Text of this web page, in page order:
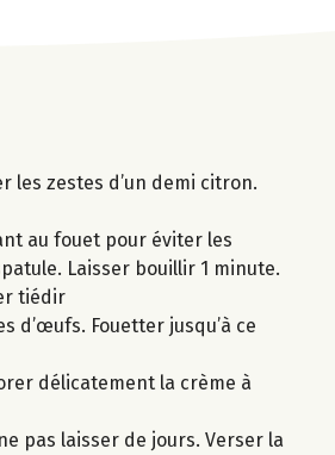
les zestes d’un demi citron.
au fouet pour éviter les
Laisser bouillir 1 minute.
tiédir
d’œufs. Fouetter jusqu’à ce
délicatement la crème à
pas laisser de jours. Verser la